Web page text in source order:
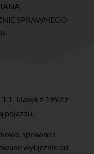
SPRAWNEGO
klasyk z 1992 z
pojazdu,
sprawne i
wyłącznie od